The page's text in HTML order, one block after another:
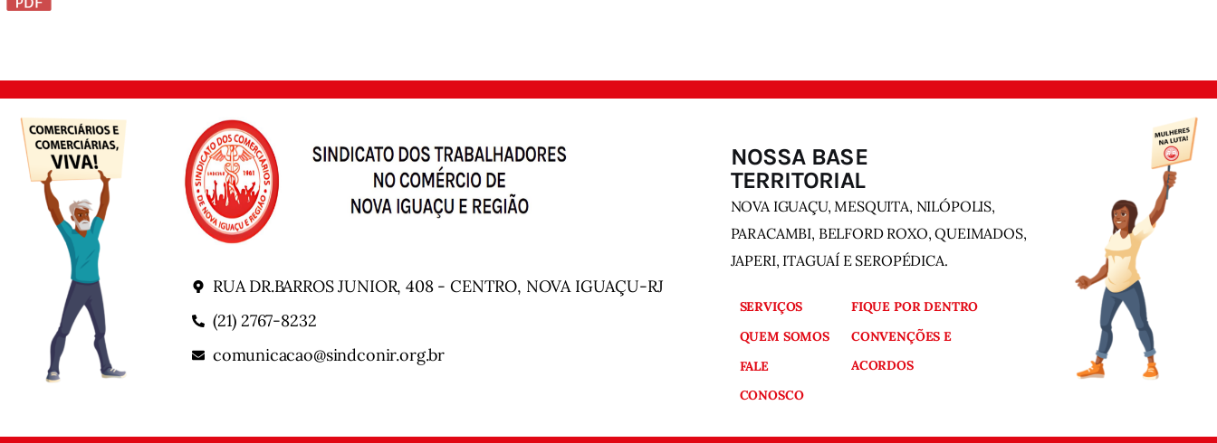
RUA DR.BARROS JUNIOR, 408 - CENTRO, NOVA IGUAÇU-RJ
(21) 2767-8232
comunicacao@sindconir.org.br
NOSSA BASE
TERRITORIAL
NOVA IGUAÇU, MESQUITA, NILÓPOLIS,
PARACAMBI, BELFORD ROXO, QUEIMADOS,
JAPERI, ITAGUAÍ E SEROPÉDICA.
SERVIÇOS
QUEM SOMOS
FALE
CONOSCO
FIQUE POR DENTRO
CONVENÇÕES E
ACORDOS